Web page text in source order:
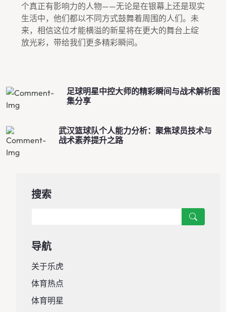
个真正有影响力的人物——无论是在银幕上还是现实
生活中，他们都以不同方式鼓舞着周围的人们。未
来，相信这位才能横溢的新星将在更大的舞台上绽
放光彩，带给我们更多精彩瞬间。
足球明星中控大师的精彩瞬间与战术解析图
集分享
武汉篮球队个人能力分析：聚焦球员技术与
战术素养提升之路
搜索
导航
关于乐虎
体育热点
体育明星